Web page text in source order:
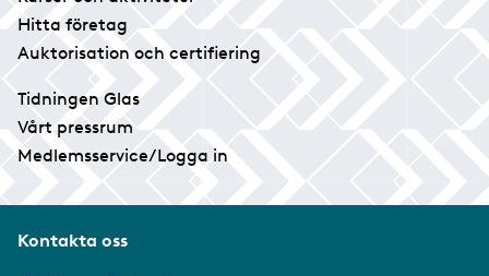
Hitta företag
Auktorisation och certifiering
Tidningen Glas
Vårt pressrum
Medlemsservice/Logga in
Kontakta oss